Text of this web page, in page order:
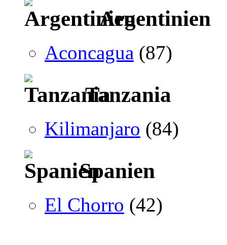
Argentinien
Aconcagua (87)
Tanzania
Kilimanjaro (84)
Spanien
El Chorro (42)